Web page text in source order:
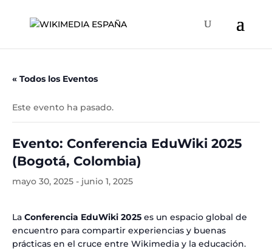
« Todos los Eventos
Este evento ha pasado.
Evento: Conferencia EduWiki 2025
(Bogotá, Colombia)
mayo 30, 2025 - junio 1, 2025
La Conferencia EduWiki 2025 es un espacio global de
encuentro para compartir experiencias y buenas
prácticas en el cruce entre Wikimedia y la educación.